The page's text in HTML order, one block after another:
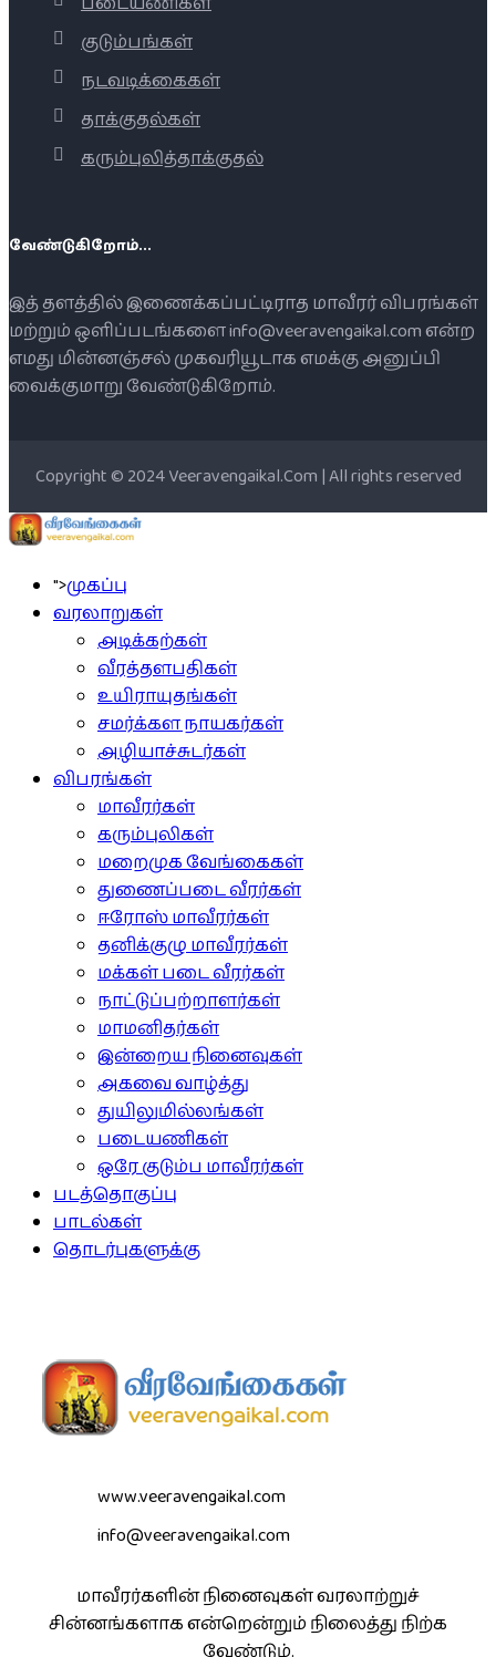
குடும்பங்கள்
நடவடிக்கைகள்
தாக்குதல்கள்
கரும்புலித்தாக்குதல்
வேண்டுகிறோம்...
இத் தளத்தில் இணைக்கப்பட்டிராத மாவீரர் விபரங்கள்
மற்றும் ஒளிப்படங்களை info@veeravengaikal.com என்ற
எமது மின்னஞ்சல் முகவரியூடாக எமக்கு அனுப்பி
வைக்குமாறு வேண்டுகிறோம்.
Copyright © 2024 Veeravengaikal.Com | All rights reserved
">முகப்பு
வரலாறுகள்
அடிக்கற்கள்
வீரத்தளபதிகள்
உயிராயுதங்கள்
சமர்க்கள நாயகர்கள்
அழியாச்சுடர்கள்
விபரங்கள்
மாவீரர்கள்
கரும்புலிகள்
மறைமுக வேங்கைகள்
துணைப்படை வீரர்கள்
ஈரோஸ் மாவீரர்கள்
தனிக்குழு மாவீரர்கள்
மக்கள் படை வீரர்கள்
நாட்டுப்பற்றாளர்கள்
மாமனிதர்கள்
இன்றைய நினைவுகள்
அகவை வாழ்த்து
துயிலுமில்லங்கள்
படையணிகள்
ஒரே குடும்ப மாவீரர்கள்
படத்தொகுப்பு
பாடல்கள்
தொடர்புகளுக்கு
www.veeravengaikal.com
info@veeravengaikal.com
மாவீரர்களின் நினைவுகள் வரலாற்றுச்
சின்னங்களாக என்றென்றும் நிலைத்து நிற்க